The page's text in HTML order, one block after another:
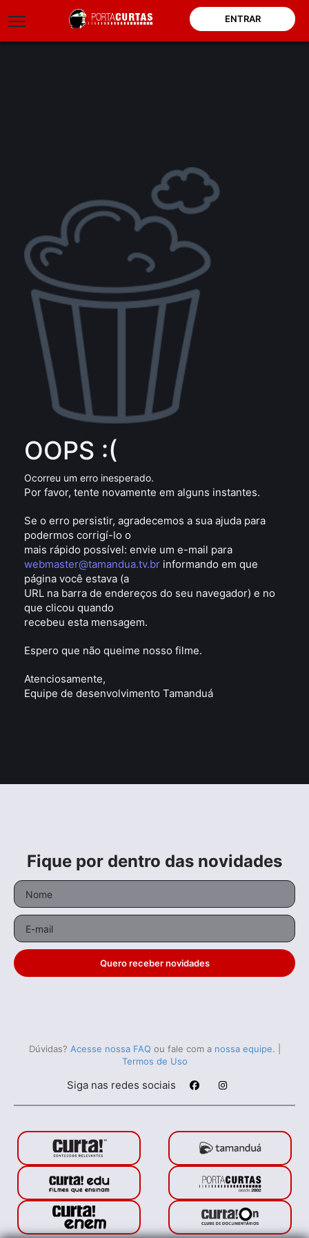
ENTRAR
OOPS :(
Ocorreu um erro inesperado.
Por favor, tente novamente em alguns instantes.
Se o erro persistir, agradecemos a sua ajuda para
podermos corrigí-lo o
mais rápido possível: envie um e-mail para
webmaster@tamandua.tv.br informando em que
página você estava (a
URL na barra de endereços do seu navegador) e no
que clicou quando
recebeu esta mensagem.
Espero que não queime nosso filme.
Atenciosamente,
Equipe de desenvolvimento Tamanduá
Fique por dentro das novidades
Quero receber novidades
Dúvidas? Acesse nossa FAQ ou fale com a nossa equipe.
Termos de Uso
Siga nas redes sociais